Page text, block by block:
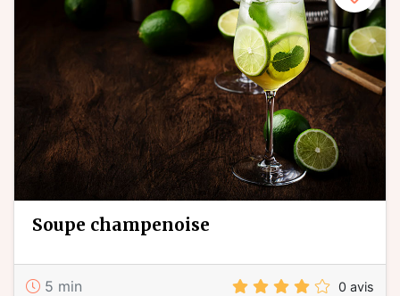
soupe champenoise
5 min 0 avis